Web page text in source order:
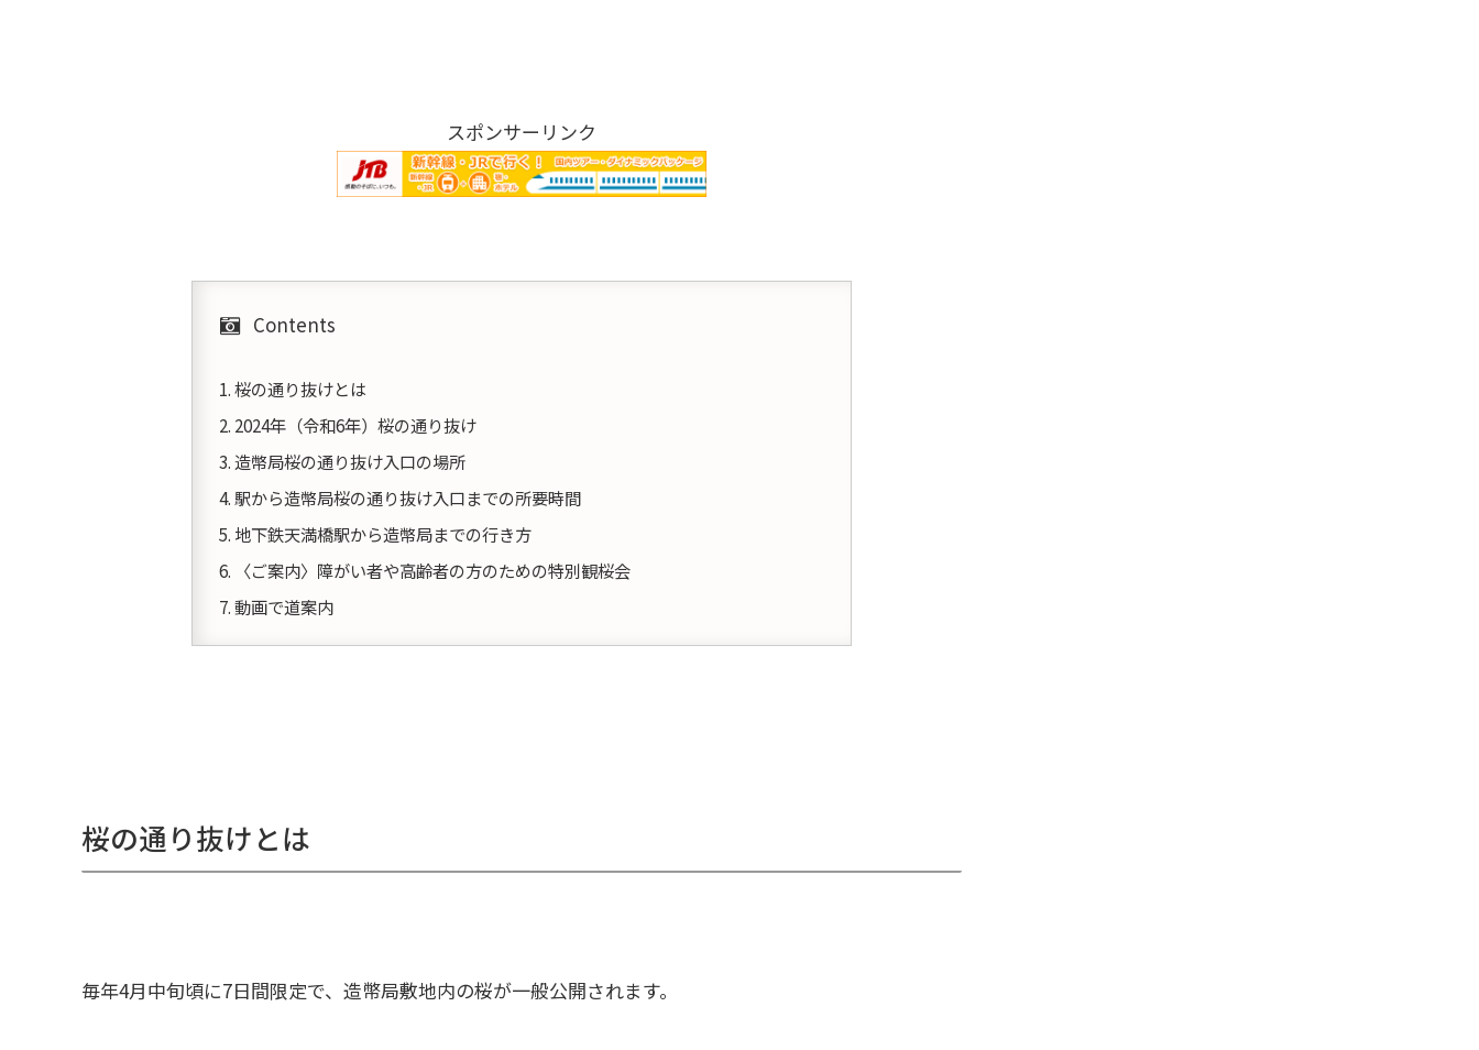
スポンサーリンク
Contents
桜の通り抜けとは
2024年（令和6年）桜の通り抜け
造幣局桜の通り抜け入口の場所
駅から造幣局桜の通り抜け入口までの所要時間
地下鉄天満橋駅から造幣局までの行き方
〈ご案内〉障がい者や高齢者の方のための特別観桜会
動画で道案内
桜の通り抜けとは
毎年4月中旬頃に7日間限定で、造幣局敷地内の桜が一般公開されます。